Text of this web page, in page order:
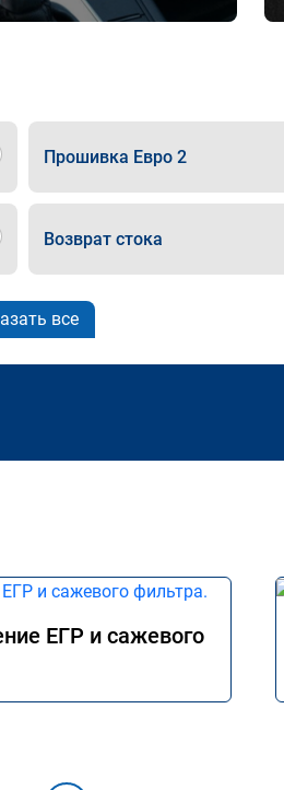
Прошивка Евро 2
Возврат стока
все
ЕГР и сажевого